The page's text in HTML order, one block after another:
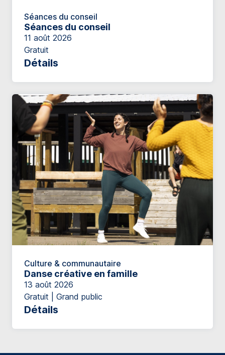
Séances du conseil
Séances du conseil
11 août 2026
Gratuit
Détails
Culture & communautaire
Danse créative en famille
13 août 2026
Gratuit | Grand public
Détails